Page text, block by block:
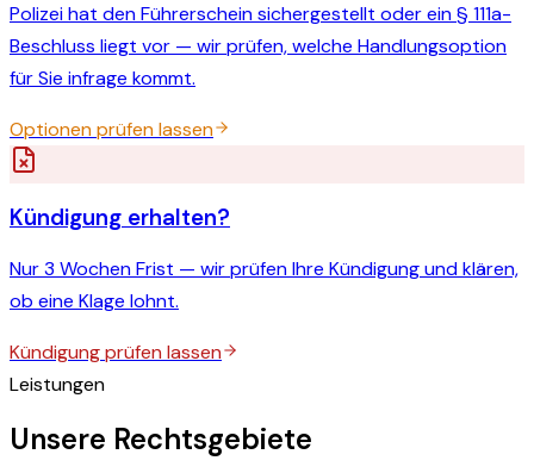
Polizei hat den Führerschein sichergestellt oder ein § 111a-
Beschluss liegt vor — wir prüfen, welche Handlungsoption
für Sie infrage kommt.
Optionen prüfen lassen
Kündigung erhalten?
Nur 3 Wochen Frist — wir prüfen Ihre Kündigung und klären,
ob eine Klage lohnt.
Kündigung prüfen lassen
Leistungen
Unsere Rechtsgebiete